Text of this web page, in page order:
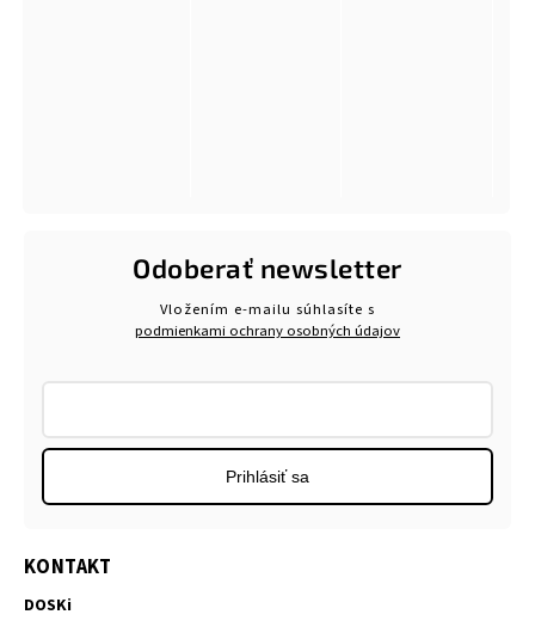
KONTAKT
DOSKi
Odoberať newsletter
Vložením e-mailu súhlasíte s
podmienkami ochrany osobných údajov
Prihlásiť sa